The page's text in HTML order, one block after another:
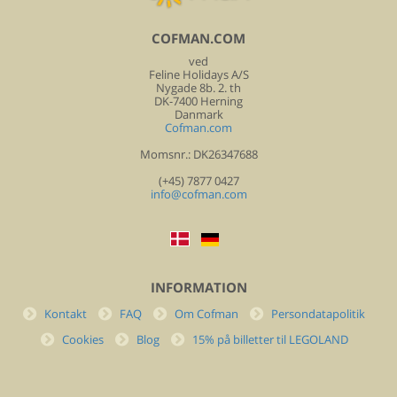
COFMAN.COM
ved
Feline Holidays A/S
Nygade 8b. 2. th
DK-7400 Herning
Danmark
Cofman.com
Momsnr.: DK26347688
(+45) 7877 0427
info@cofman.com
INFORMATION
Kontakt FAQ Om Cofman
Persondatapolitik
Cookies
Blog 15% på billetter til LEGOLAND